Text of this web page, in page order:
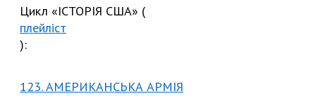
Цикл «ІСТОРІЯ США» (
плейліст
):
123. АМЕРИКАНСЬКА АРМІЯ